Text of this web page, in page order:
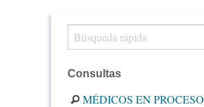
Consultas
MÉDICOS EN PROCESO